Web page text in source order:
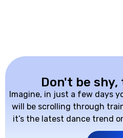
Don't be shy,
Imagine, in just a few days
will be scrolling through
it’s the latest dance trend